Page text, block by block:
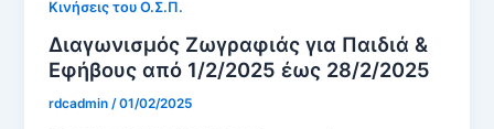
Κινήσεις του Ο.Σ.Π.
Διαγωνισμός Ζωγραφιάς για Παιδιά &
Εφήβους από 1/2/2025 έως 28/2/2025
rdcadmin/01/02/2025